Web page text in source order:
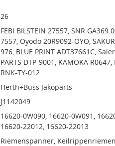
26
FEBI BILSTEIN 27557, SNR
7557, Oyodo 20R9092-OYO,
976, BLUE PRINT ADT37661C,
PARTS DTP-9001, KAMOKA
RNK-TY-012
Herth+Buss Jakoparts
J1142049
16620-0W090, 16620-0W091,
16620-22012, 16620-22013
Riemenspanner, Keilrippenriemen